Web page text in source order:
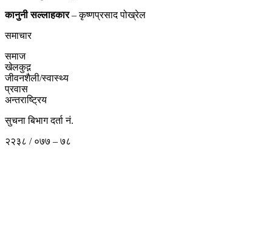
कानुनी सल्लाहकार– कृष्णप्रसाद पोख्रेल
समाचार
समाज
खेलकुद़़
जीवनशैली/स्वास्थ्य
प्रवास
अन्तराष्ट्रिय
सुचना बिभाग दर्ता नं.
२२३८ / ०७७ – ७८